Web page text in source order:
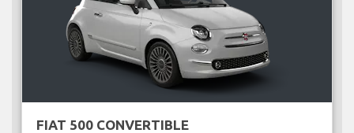
FIAT 500 CONVERTIBLE